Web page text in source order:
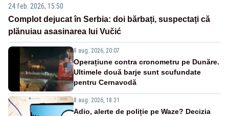
24 feb. 2026, 15:50
Complot dejucat în Serbia: doi bărbați, suspectați că
plănuiau asasinarea lui Vučić
8 aug. 2026, 20:07
Operațiune contra cronometru pe Dunăre.
Ultimele două barje sunt scufundate
pentru Cernavodă
8 aug. 2026, 18:31
Adio, alerte de poliție pe Waze? Decizia